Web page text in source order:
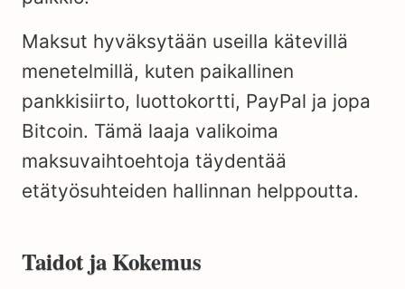
Maksut hyväksytään useilla kätevillä
menetelmillä, kuten paikallinen
pankkisiirto, luottokortti, PayPal ja jopa
Bitcoin. Tämä laaja valikoima
maksuvaihtoehtoja täydentää
etätyösuhteiden hallinnan helppoutta.
Taidot ja Kokemus